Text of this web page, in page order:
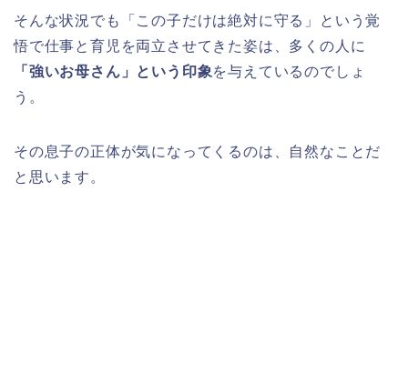
そんな状況でも「この子だけは絶対に守る」という覚
悟で仕事と育児を両立させてきた姿は、多くの人に
「強いお母さん」という印象を与えているのでしょ
う。
その息子の正体が気になってくるのは、自然なことだ
と思います。